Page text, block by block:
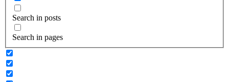
Search in posts
Search in pages